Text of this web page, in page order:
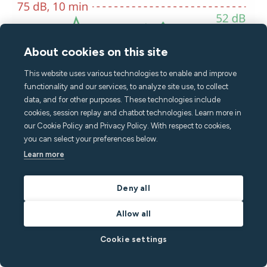
About cookies on this site
This website uses various technologies to enable and improve
functionality and our services, to analyze site use, to collect
data, and for other purposes. These technologies include
cookies, session replay and chatbot technologies. Learn more in
our Cookie Policy and Privacy Policy. With respect to cookies,
you can select your preferences below.
Learn more
Deny all
Allow all
Cookie settings